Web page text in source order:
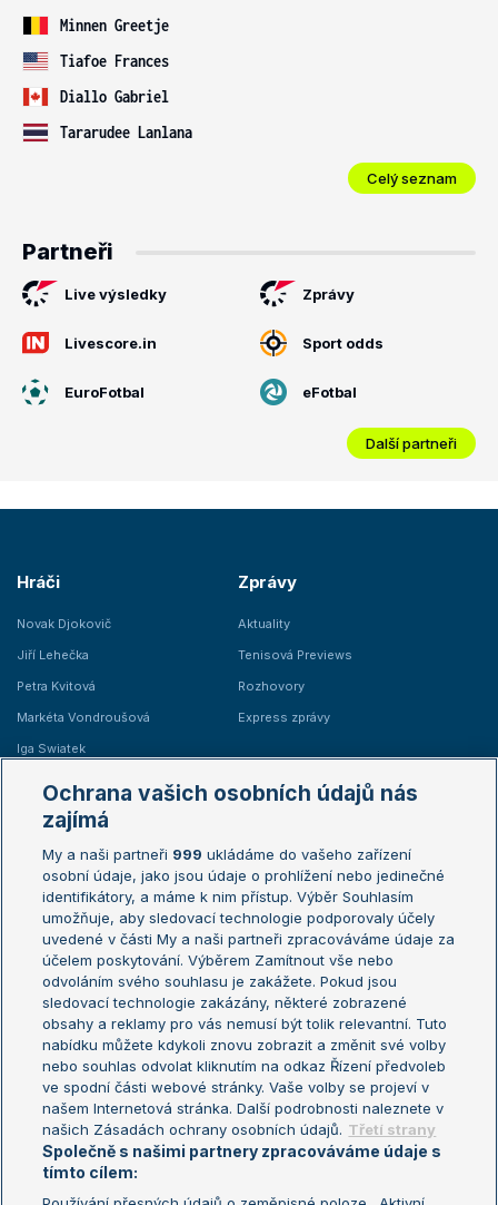
Minnen Greetje
Tiafoe Frances
Diallo Gabriel
Tararudee Lanlana
Celý seznam
Partneři
Live výsledky Zprávy
Livescore.in Sport odds
EuroFotbal eFotbal
Další partneři
Hráči
Novak Djokovič
Jiří Lehečka
Petra Kvitová
Markéta Vondroušová
Iga Swiatek
Zprávy
Aktuality
Tenisová Previews
Rozhovory
Express zprávy
Žebříčky
Žebříček ATP (muži)
Žebříček WTA (ženy)
Sázkařský žebříček
Australian Open
French Open
Wimbledon
US Open
Turnaj mistrů
Turnaj mistryň
Aktualní trendy
Fotbalové přestupy
Livesport Daily
LS Prague Open
Ochrana vašich osobních údajů nás
zajímá
My a naši partneři 999 ukládáme do vašeho zařízení
osobní údaje, jako jsou údaje o prohlížení nebo jedinečné
identifikátory, a máme k nim přístup. Výběr Souhlasím
umožňuje, aby sledovací technologie podporovaly účely
uvedené v části My a naši partneři zpracováváme údaje za
účelem poskytování. Výběrem Zamítnout vše nebo
odvoláním svého souhlasu je zakážete. Pokud jsou
sledovací technologie zakázány, některé zobrazené
obsahy a reklamy pro vás nemusí být tolik relevantní. Tuto
nabídku můžete kdykoli znovu zobrazit a změnit své volby
nebo souhlas odvolat kliknutím na odkaz Řízení předvoleb
ve spodní části webové stránky. Vaše volby se projeví v
našem Internetová stránka. Další podrobnosti naleznete v
našich Zásadách ochrany osobních údajů. Třetí strany
Společně s našimi partnery zpracováváme údaje s
tímto cílem: